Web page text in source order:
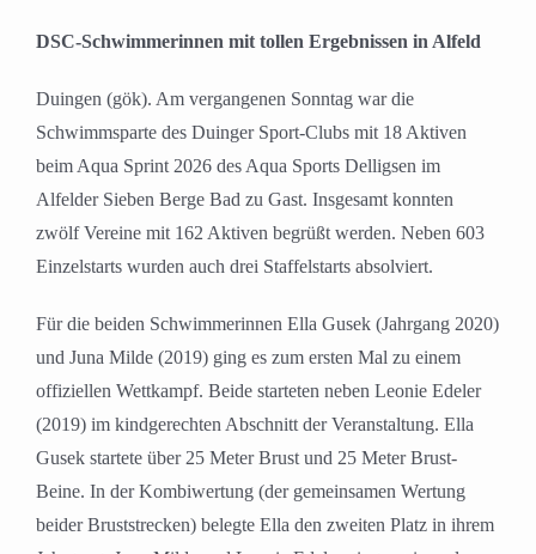
DSC-Schwimmerinnen mit tollen Ergebnissen in Alfeld
Duingen (gök). Am vergangenen Sonntag war die
Schwimmsparte des Duinger Sport-Clubs mit 18 Aktiven
beim Aqua Sprint 2026 des Aqua Sports Delligsen im
Alfelder Sieben Berge Bad zu Gast. Insgesamt konnten
zwölf Vereine mit 162 Aktiven begrüßt werden. Neben 603
Einzelstarts wurden auch drei Staffelstarts absolviert.
Für die beiden Schwimmerinnen Ella Gusek (Jahrgang 2020)
und Juna Milde (2019) ging es zum ersten Mal zu einem
offiziellen Wettkampf. Beide starteten neben Leonie Edeler
(2019) im kindgerechten Abschnitt der Veranstaltung. Ella
Gusek startete über 25 Meter Brust und 25 Meter Brust-
Beine. In der Kombiwertung (der gemeinsamen Wertung
beider Bruststrecken) belegte Ella den zweiten Platz in ihrem